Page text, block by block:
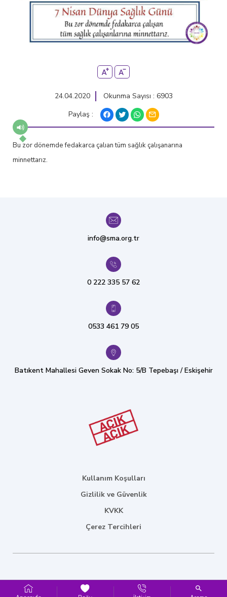
24.04.2020
Okunma Sayısı : 6903
Paylaş :
Bu zor dönemde fedakarca çalıan tüm sağlık çalışanarına
minnettarız.
info@sma.org.tr
0 222 335 57 62
0533 461 79 05
Batıkent Mahallesi Geven Sokak No: 5/B Tepebaşı / Eskişehir
Kullanım Koşulları
Gizlilik ve Güvenlik
KVKK
Çerez Tercihleri